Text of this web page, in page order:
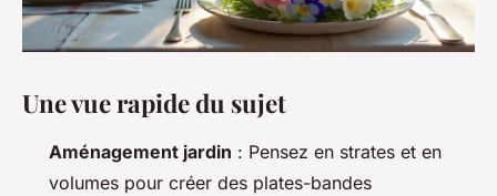
Une vue rapide du sujet
Aménagement jardin : Pensez en strates et en
volumes pour créer des plates-bandes